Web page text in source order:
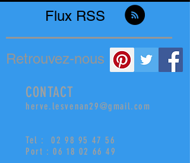
Flux RSS
Retrouvez-nous
CONTACT
herve.lesvenan29@gmail.com
Tel : 02 98 95 47 56
Port : 06 18 02 66 49